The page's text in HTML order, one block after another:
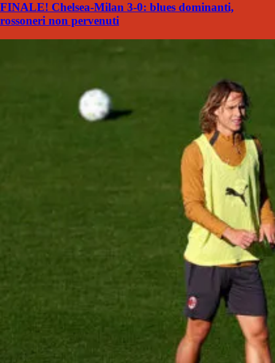
FINALE! Chelsea-Milan 3-0: blues dominanti,
rossoneri non pervenuti